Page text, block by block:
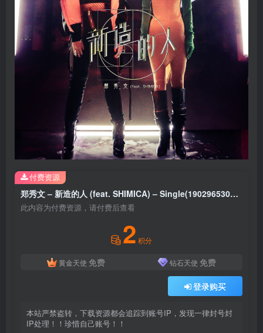
郑秀文 – 新造的人 (feat. SHIMICA) – Single(190296530760)【24bit／96.0kHz】台湾区
此内容为付费资源，请付费后查看
2 积分
黄金天使 免费 钻石天使 免费
登录购买
本站严禁盗转，下载资源都会追踪到账号IP，发现一律封号封
IP处理！！珍惜自己账号！！
付费资源